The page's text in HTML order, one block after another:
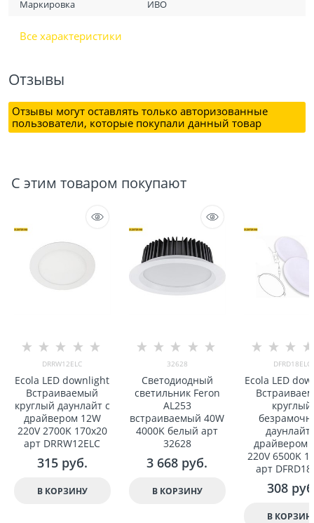
Маркировка ИВО
Все характеристики
Отзывы
Отзывы могут оставлять только авторизованные
пользователи, которые покупали данный товар
С этим товаром покупают
DRRW12ELC
Ecola LED downlight
Встраиваемый
круглый даунлайт с
драйвером 12W
220V 2700K 170x20
арт DRRW12ELC
315 руб.
В КОРЗИНУ
32628
Светодиодный
светильник Feron
AL253
встраиваемый 40W
4000K белый арт
32628
3 668 руб.
В КОРЗИНУ
DFRD18ELC
Ecola LED
круглый
даунлайт
драйвером
220V 6500K
арт
308
В